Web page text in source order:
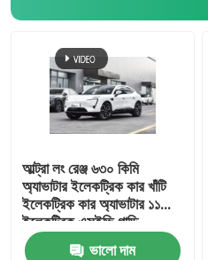
আল্ট্রা লং রেঞ্জ ৬৩০ কিমি
অ্যাভাটার ইলেকট্রিক কার খাঁটি
ইলেকট্রিক কার অ্যাভাটার ১১
ইলেকট্রিক এসইভি গাড়ি
ভালো দাম